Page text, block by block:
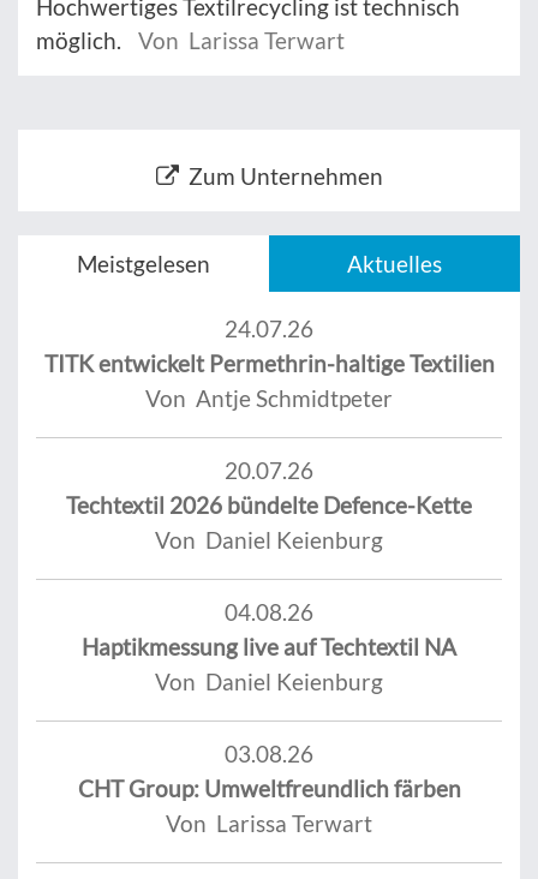
Hochwertiges Textilrecycling ist technisch
möglich.
Von Larissa Terwart
Zum Unternehmen
Meistgelesen Aktuelles
24.07.26
TITK entwickelt Permethrin-haltige Textilien
Von Antje Schmidtpeter
20.07.26
Techtextil 2026 bündelte Defence-Kette
Von Daniel Keienburg
04.08.26
Haptikmessung live auf Techtextil NA
Von Daniel Keienburg
03.08.26
CHT Group: Umweltfreundlich färben
Von Larissa Terwart